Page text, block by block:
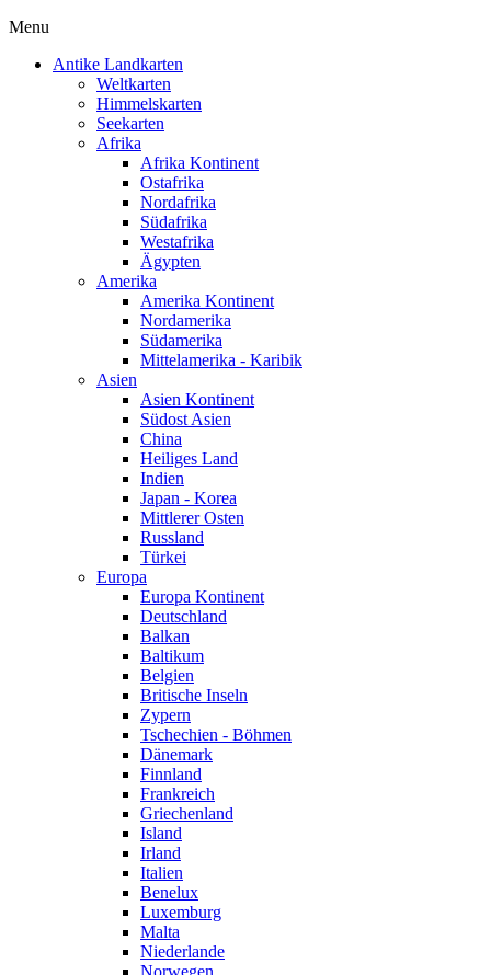
Menu
Antike Landkarten
Weltkarten
Himmelskarten
Seekarten
Afrika
Afrika Kontinent
Ostafrika
Nordafrika
Südafrika
Westafrika
Ägypten
Amerika
Amerika Kontinent
Nordamerika
Südamerika
Mittelamerika - Karibik
Asien
Asien Kontinent
Südost Asien
China
Heiliges Land
Indien
Japan - Korea
Mittlerer Osten
Russland
Türkei
Europa
Europa Kontinent
Deutschland
Balkan
Baltikum
Belgien
Britische Inseln
Zypern
Tschechien - Böhmen
Dänemark
Finnland
Frankreich
Griechenland
Island
Irland
Italien
Benelux
Luxemburg
Malta
Niederlande
Norwegen